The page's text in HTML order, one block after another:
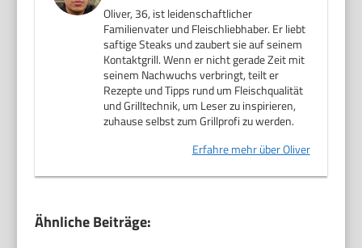
Oliver, 36, ist leidenschaftlicher
Familienvater und Fleischliebhaber. Er liebt
saftige Steaks und zaubert sie auf seinem
Kontaktgrill. Wenn er nicht gerade Zeit mit
seinem Nachwuchs verbringt, teilt er
Rezepte und Tipps rund um Fleischqualität
und Grilltechnik, um Leser zu inspirieren,
zuhause selbst zum Grillprofi zu werden.
Erfahre mehr über Oliver
Ähnliche Beiträge: